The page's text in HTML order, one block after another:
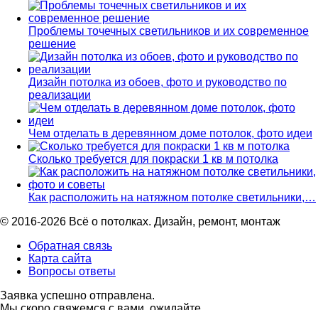
Проблемы точечных светильников и их современное
решение
Дизайн потолка из обоев, фото и руководство по
реализации
Чем отделать в деревянном доме потолок, фото идеи
Сколько требуется для покраски 1 кв м потолка
Как расположить на натяжном потолке светильники,…
© 2016-2026 Всё о потолках. Дизайн, ремонт, монтаж
Обратная связь
Карта сайта
Вопросы ответы
Заявка успешно отправлена.